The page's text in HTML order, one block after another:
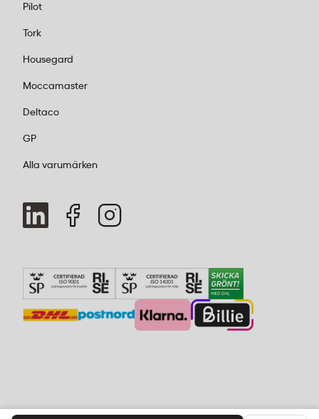
Pilot
Tork
Housegard
Moccamaster
Deltaco
GP
Alla varumärken